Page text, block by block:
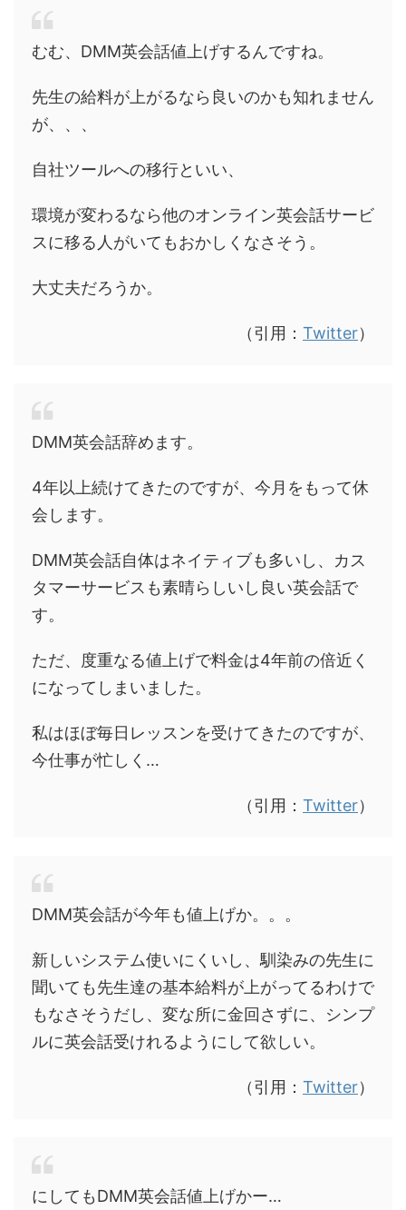
むむ、DMM英会話値上げするんですね。
先生の給料が上がるなら良いのかも知れません
が、、、
自社ツールへの移行といい、
環境が変わるなら他のオンライン英会話サービ
スに移る人がいてもおかしくなさそう。
大丈夫だろうか。
（引用： Twitter）
DMM英会話辞めます。
4年以上続けてきたのですが、今月をもって休
会します。
DMM英会話自体はネイティブも多いし、カス
タマーサービスも素晴らしいし良い英会話で
す。
ただ、度重なる値上げで料金は4年前の倍近く
になってしまいました。
私はほぼ毎日レッスンを受けてきたのですが、
今仕事が忙しく…
（引用： Twitter）
DMM英会話が今年も値上げか。。。
新しいシステム使いにくいし、馴染みの先生に
聞いても先生達の基本給料が上がってるわけで
もなさそうだし、変な所に金回さずに、シンプ
ルに英会話受けれるようにして欲しい。
（引用： Twitter）
にしてもDMM英会話値上げかー…